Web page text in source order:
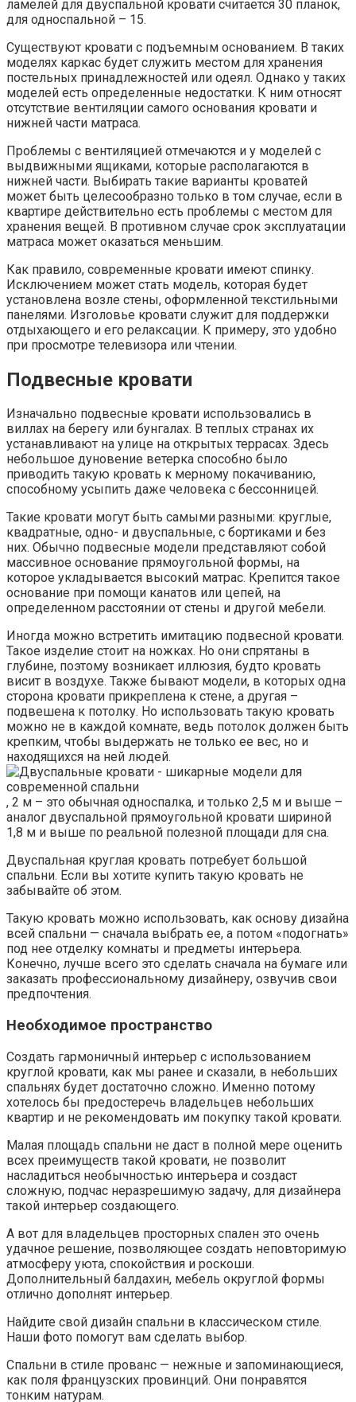
ламелей для двуспальной кровати считается 30 планок,
для односпальной – 15.
Существуют кровати с подъемным основанием. В таких
моделях каркас будет служить местом для хранения
постельных принадлежностей или одеял. Однако у таких
моделей есть определенные недостатки. К ним относят
отсутствие вентиляции самого основания кровати и
нижней части матраса.
Проблемы с вентиляцией отмечаются и у моделей с
выдвижными ящиками, которые располагаются в
нижней части. Выбирать такие варианты кроватей
может быть целесообразно только в том случае, если в
квартире действительно есть проблемы с местом для
хранения вещей. В противном случае срок эксплуатации
матраса может оказаться меньшим.
Как правило, современные кровати имеют спинку.
Исключением может стать модель, которая будет
установлена возле стены, оформленной текстильными
панелями. Изголовье кровати служит для поддержки
отдыхающего и его релаксации. К примеру, это удобно
при просмотре телевизора или чтении.
Подвесные кровати
Изначально подвесные кровати использовались в
виллах на берегу или бунгалах. В теплых странах их
устанавливают на улице на открытых террасах. Здесь
небольшое дуновение ветерка способно было
приводить такую кровать к мерному покачиванию,
способному усыпить даже человека с бессонницей.
Такие кровати могут быть самыми разными: круглые,
квадратные, одно- и двуспальные, с бортиками и без
них. Обычно подвесные модели представляют собой
массивное основание прямоугольной формы, на
которое укладывается высокий матрас. Крепится такое
основание при помощи канатов или цепей, на
определенном расстоянии от стены и другой мебели.
Иногда можно встретить имитацию подвесной кровати.
Такое изделие стоит на ножках. Но они спрятаны в
глубине, поэтому возникает иллюзия, будто кровать
висит в воздухе. Также бывают модели, в которых одна
сторона кровати прикреплена к стене, а другая –
подвешена к потолку. Но использовать такую кровать
можно не в каждой комнате, ведь потолок должен быть
крепким, чтобы выдержать не только ее вес, но и
находящихся на ней людей.
, 2 м – это обычная односпалка, и только 2,5 м и выше –
аналог двуспальной прямоугольной кровати шириной
1,8 м и выше по реальной полезной площади для сна.
Двуспальная круглая кровать потребует большой
спальни. Если вы хотите купить такую кровать не
забывайте об этом.
Такую кровать можно использовать, как основу дизайна
всей спальни — сначала выбрать ее, а потом «подогнать»
под нее отделку комнаты и предметы интерьера.
Конечно, лучше всего это сделать сначала на бумаге или
заказать профессиональному дизайнеру, озвучив свои
предпочтения.
Необходимое пространство
Создать гармоничный интерьер с использованием
круглой кровати, как мы ранее и сказали, в небольших
спальнях будет достаточно сложно. Именно потому
хотелось бы предостеречь владельцев небольших
квартир и не рекомендовать им покупку такой кровати.
Малая площадь спальни не даст в полной мере оценить
всех преимуществ такой кровати, не позволит
насладиться необычностью интерьера и создаст
сложную, подчас неразрешимую задачу, для дизайнера
такой интерьер создающего.
А вот для владельцев просторных спален это очень
удачное решение, позволяющее создать неповторимую
атмосферу уюта, спокойствия и роскоши.
Дополнительный балдахин, мебель округлой формы
отлично дополнят интерьер.
Найдите свой дизайн спальни в классическом стиле.
Наши фото помогут вам сделать выбор.
Спальни в стиле прованс — нежные и запоминающиеся,
как поля французских провинций. Они понравятся
тонким натурам.